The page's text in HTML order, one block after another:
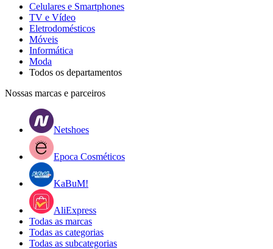
Celulares e Smartphones
TV e Vídeo
Eletrodomésticos
Móveis
Informática
Moda
Todos os departamentos
Nossas marcas e parceiros
Netshoes
Epoca Cosméticos
KaBuM!
AliExpress
Todas as marcas
Todas as categorias
Todas as subcategorias